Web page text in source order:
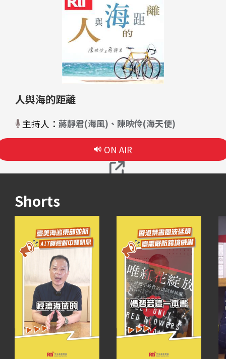
人與海的距離
ON AIR
主持人：蔣靜君(海風)、陳映伶(海天使)
Shorts